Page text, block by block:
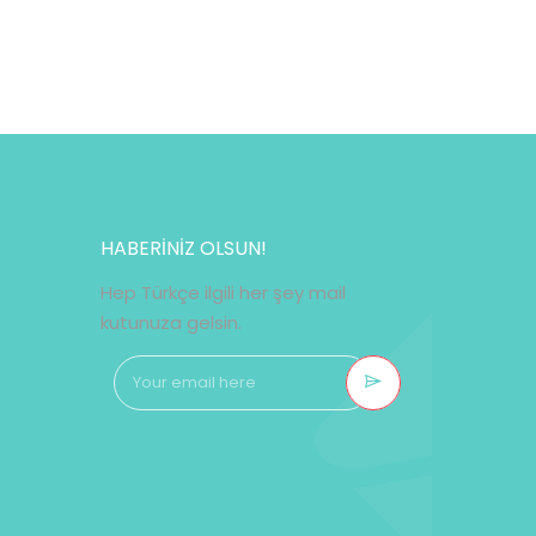
HABERİNİZ OLSUN!
Hep Türkçe ilgili her şey mail
kutunuza gelsin.